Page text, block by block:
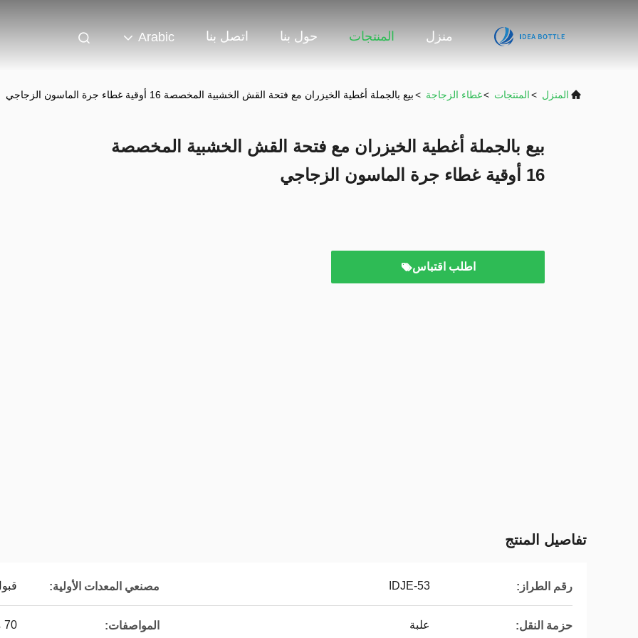
منزل المنتجات حول بنا اتصل بنا Arabic
المنزل >المنتجات >غطاء الزجاجة >بيع بالجملة أغطية الخيزران مع فتحة القش الخشبية المخصصة 16 أوقية غطاء جرة الماسون الزجاجي
بيع بالجملة أغطية الخيزران مع فتحة القش الخشبية المخصصة
16 أوقية غطاء جرة الماسون الزجاجي
اطلب اقتباس
تفاصيل المنتج
رقم الطراز: IDJE-53 مصنعي المعدات الأولية:
حزمة النقل: علبة المواصفات: 70 مللي متر 86 مللي متر حجم مخصص